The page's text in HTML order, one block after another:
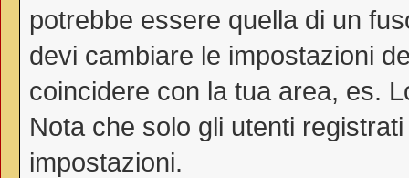
potrebbe essere quella di un
devi cambiare le impostazioni
coincidere con la tua area, es.
Nota che solo gli utenti
impostazioni.